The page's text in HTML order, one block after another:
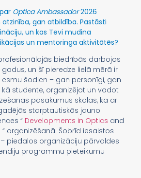
Optica Ambassador2026
gan atbildība. Pastāsti
un kas Tevi mudina
un mentoringa aktivitātēs?
biedrībās darbojos
gadus, un šī pieredze lielā mērā ir
šodien – gan personīgi, gan
kā studente, organizējot un vadot
pasākumus skolās, kā arī
starptautiskās jauno
“ Developments in Optics and
organizēšanā. Šobrīd iesaistos
piedalos organizāciju pārvaldes
programmu pieteikumu